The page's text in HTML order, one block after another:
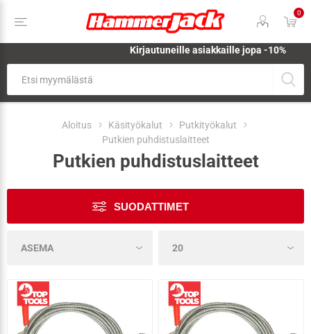
0
Kirjautuneille asiakkaille jopa -10%
Aloitus Käsityökalut
Putkityökalut
Putkien puhdistuslaitteet
Putkien puhdistuslaitteet
SUODATTIMET